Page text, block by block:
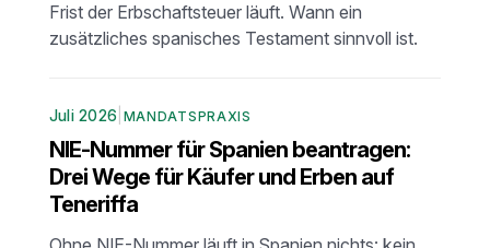
Frist der Erbschaftsteuer läuft. Wann ein
zusätzliches spanisches Testament sinnvoll ist.
Juli 2026 MANDATSPRAXIS
NIE-Nummer für Spanien beantragen:
Drei Wege für Käufer und Erben auf
Teneriffa